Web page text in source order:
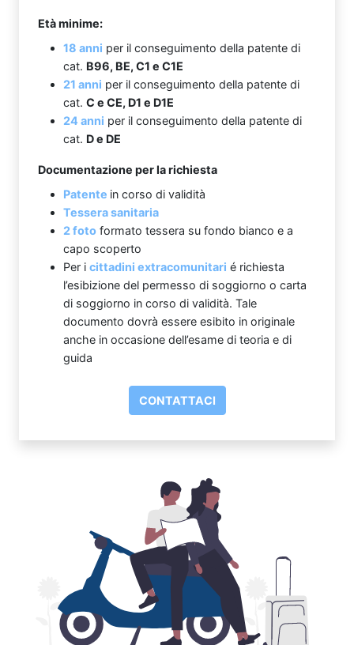
Età minime:
18 anni per il conseguimento della patente di
cat. B96, BE, C1 e C1E
21 anni per il conseguimento della patente di
cat. C e CE, D1 e D1E
24 anni per il conseguimento della patente di
cat. D e DE
Documentazione per la richiesta
Patente in corso di validità
Tessera sanitaria
2 foto formato tessera su fondo bianco e a
capo scoperto
Per i cittadini extracomunitari é richiesta
l’esibizione del permesso di soggiorno o carta
di soggiorno in corso di validità. Tale
documento dovrà essere esibito in originale
anche in occasione dell’esame di teoria e di
guida
CONTATTACI